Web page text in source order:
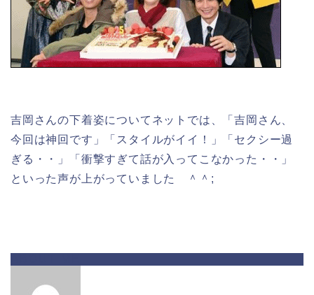
吉岡さんの下着姿についてネットでは、「吉岡さん、
今回は神回です」「スタイルがイイ！」「セクシー過
ぎる・・」「衝撃すぎて話が入ってこなかった・・」
といった声が上がっていました ＾＾;